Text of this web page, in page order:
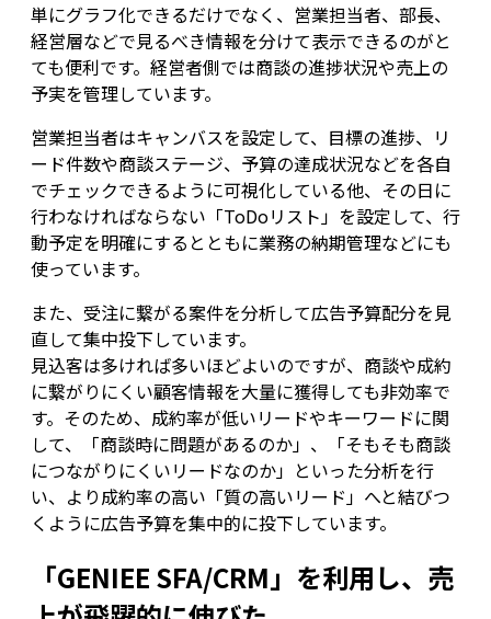
単にグラフ化できるだけでなく、営業担当者、部長、
経営層などで見るべき情報を分けて表示できるのがと
ても便利です。経営者側では商談の進捗状況や売上の
予実を管理しています。
営業担当者はキャンバスを設定して、目標の進捗、リ
ード件数や商談ステージ、予算の達成状況などを各自
でチェックできるように可視化している他、その日に
行わなければならない「ToDoリスト」を設定して、行
動予定を明確にするとともに業務の納期管理などにも
使っています。
また、受注に繋がる案件を分析して広告予算配分を見
直して集中投下しています。
見込客は多ければ多いほどよいのですが、商談や成約
に繋がりにくい顧客情報を大量に獲得しても非効率で
す。そのため、成約率が低いリードやキーワードに関
して、「商談時に問題があるのか」、「そもそも商談
につながりにくいリードなのか」といった分析を行
い、より成約率の高い「質の高いリード」へと結びつ
くように広告予算を集中的に投下しています。
「GENIEE SFA/CRM」を利用し、売